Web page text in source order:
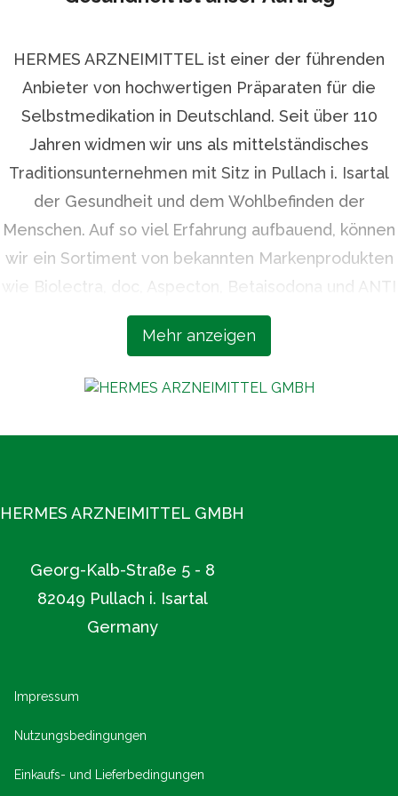
Mehr anzeigen
HERMES ARZNEIMITTEL ist einer der führenden
Anbieter von hochwertigen Präparaten für die
Selbstmedikation in Deutschland. Seit über 110
Jahren widmen wir uns als mittelständisches
Traditionsunternehmen mit Sitz in Pullach i. Isartal
der Gesundheit und dem Wohlbefinden der
Menschen. Auf so viel Erfahrung aufbauend, können
wir ein Sortiment von bekannten Markenprodukten
wie Biolectra, doc, Aspecton, Betaisodona und ANTI
BRUMM bieten, die höchsten Qualitätsansprüchen
und neuesten wissenschaftlichen Erkenntnissen
HERMES ARZNEIMITTEL GMBH
Georg-Kalb-Straße 5 - 8
82049 Pullach i. Isartal
Germany